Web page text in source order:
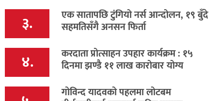
३. एक सातापछि टुंगियो नर्स आन्दोलन, १९ बुँदे
सहमतिसँगै अनसन फिर्ता
४. करदाता प्रोत्साहन उपहार कार्यक्रम : १५
दिनमा झण्डै ११ लाख कारोबार योग्य
गोविन्द यादवको पहलमा लोटबम